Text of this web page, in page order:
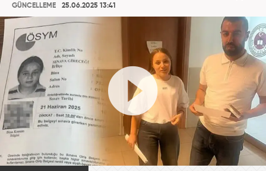
GÜNCELLEME
25.06.2025 13:41